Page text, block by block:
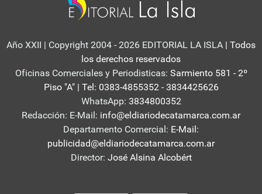
Año XXII | Copyright 2004 - 2026 EDITORIAL LA ISLA | Todos
los derechos reservados
Oficinas Comerciales y Periodisticas: Sarmiento 581 - 2º
Piso "A" | Tel: 0383-4855352 - 3834425626
WhatsApp: 3834800352
Redacción: E-Mail: info@eldiariodecatamarca.com.ar
Departamento Comercial: E-Mail:
publicidad@eldiariodecatamarca.com.ar
Director: José Alsina Alcobért